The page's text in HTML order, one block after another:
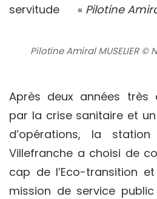
servitude « Pilotine
Pilotine Amiral MUSELIER ©
Après deux années très
par la crise sanitaire et
d’opérations, la
Villefranche a choisi de
cap de l’Eco-transition
mission de service